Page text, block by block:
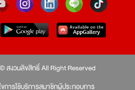
สงวนลิขสิทธิ์ All Right Reserved
ขการใช้บริการสมาชิกผู้ประกอบการ